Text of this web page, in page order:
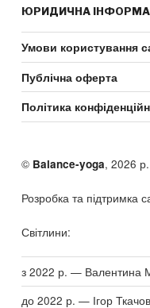
ЮРИДИЧНА
Умови користування
Публічна оферта
Політика
© Balance-yoga, 2026 р.
Розробка та підтримка
Світлини:
з 2022 р. — Валентина
до 2022 р. — Ігор Ткачов